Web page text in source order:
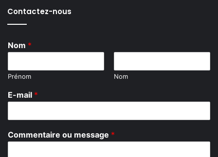
Contactez-nous
Nom *
Prénom Nom
E-mail *
*
o
Commentaire ou message *